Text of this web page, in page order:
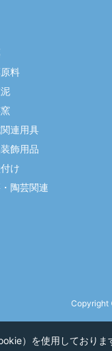
料
連用具
飾用品
付け
陶芸関連
Copyright
）を使用しておりま